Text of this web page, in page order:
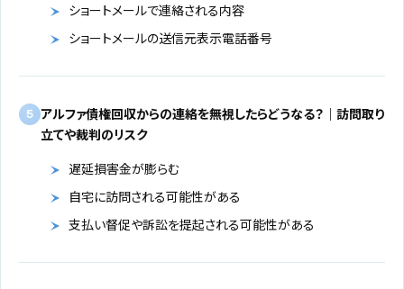
ショートメールで連絡される内容
ショートメールの送信元表示電話番号
5 アルファ債権回収からの連絡を無視したらどうなる？｜訪問取り
立てや裁判のリスク
遅延損害金が膨らむ
自宅に訪問される可能性がある
支払い督促や訴訟を提起される可能性がある